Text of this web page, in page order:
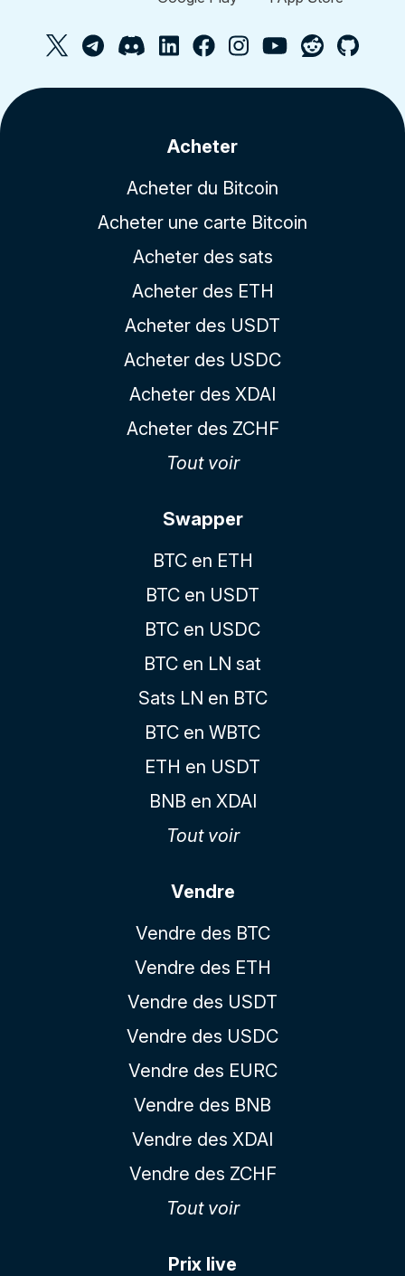
Acheter
Acheter du Bitcoin
Acheter une carte Bitcoin
Acheter des sats
Acheter des ETH
Acheter des USDT
Acheter des USDC
Acheter des XDAI
Acheter des ZCHF
Tout voir
Swapper
BTC en ETH
BTC en USDT
BTC en USDC
BTC en LN sat
Sats LN en BTC
BTC en WBTC
ETH en USDT
BNB en XDAI
Tout voir
Vendre
Vendre des BTC
Vendre des ETH
Vendre des USDT
Vendre des USDC
Vendre des EURC
Vendre des BNB
Vendre des XDAI
Vendre des ZCHF
Tout voir
Prix live